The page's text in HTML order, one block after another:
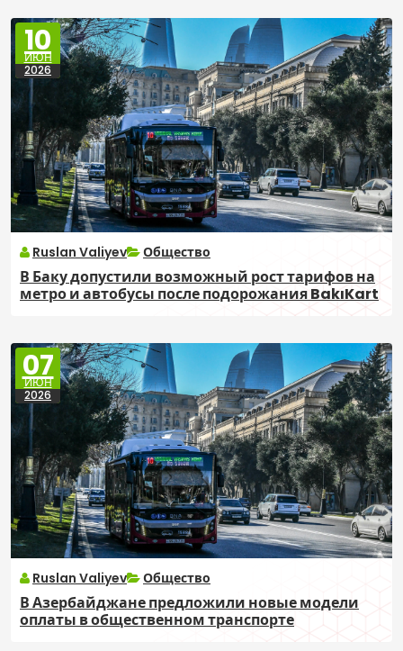
10
ИЮН
2026
Ruslan Valiyev Общество
В Баку допустили возможный рост тарифов на
метро и автобусы после подорожания BakıKart
07
ИЮН
2026
Ruslan Valiyev Общество
В Азербайджане предложили новые модели
оплаты в общественном транспорте